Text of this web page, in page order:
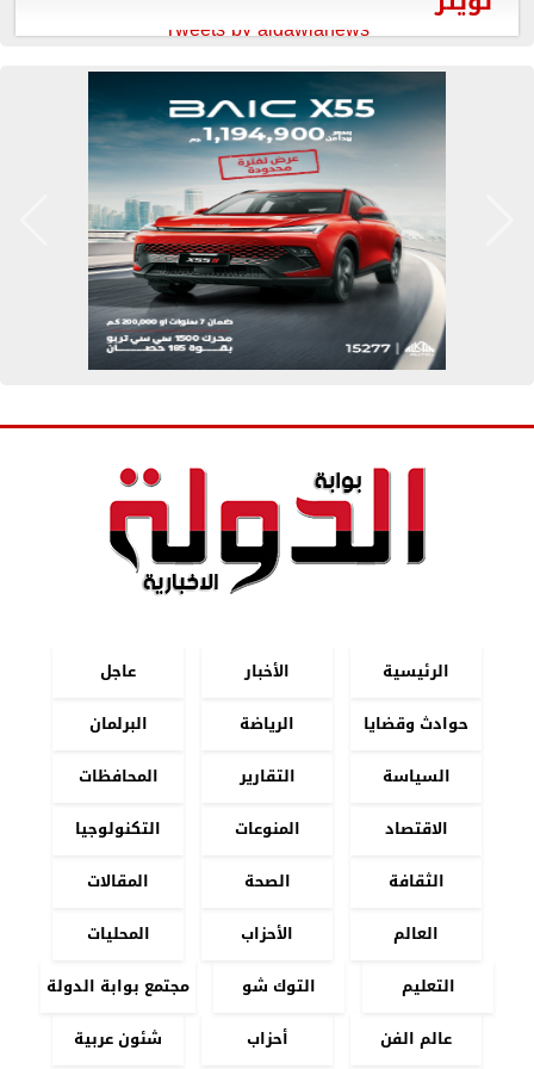
Tweets by aldawlanews
الرئيسية الأخبار
عاجل
حوادث وقضايا
الرياضة
البرلمان
السياسة
التقارير
المحافظات
الاقتصاد
المنوعات
التكنولوجيا
الثقافة
الصحة
المقالات
العالم
الأحزاب
المحليات
التعليم
التوك شو
مجتمع بوابة الدولة
عالم الفن
أحزاب شئون عربية